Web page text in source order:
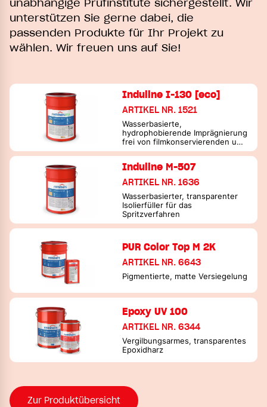
unabhängige Prüfinstitute sichergestellt. Wir
unterstützen Sie gerne dabei, die
passenden Produkte für Ihr Projekt zu
wählen. Wir freuen uns auf Sie!
Induline I-130 [eco]
ARTIKEL NR. 1521
Wasserbasierte,
hydrophobierende Imprägnierung
frei von filmkonservierenden und
holzschützenden bioziden
massebilanzierter Bindemittel
Induline M-507
ARTIKEL NR. 1636
Wasserbasierter, transparenter
Isolierfüller für das
Spritzverfahren
PUR Color Top M 2K
ARTIKEL NR. 6643
Pigmentierte, matte Versiegelung
Epoxy UV 100
ARTIKEL NR. 6344
Vergilbungsarmes, transparentes
Epoxidharz
Zur Produktübersicht